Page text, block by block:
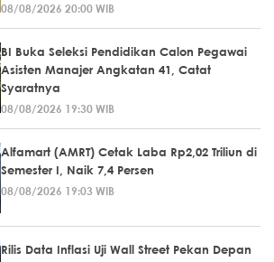
08/08/2026 20:00 WIB
BI Buka Seleksi Pendidikan Calon Pegawai
Asisten Manajer Angkatan 41, Catat
Syaratnya
08/08/2026 19:30 WIB
Alfamart (AMRT) Cetak Laba Rp2,02 Triliun di
Semester I, Naik 7,4 Persen
08/08/2026 19:03 WIB
Rilis Data Inflasi Uji Wall Street Pekan Depan